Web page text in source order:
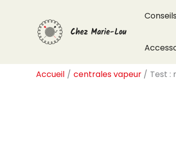
Chez Marie-Lou
Accueil centrales vapeur Test :